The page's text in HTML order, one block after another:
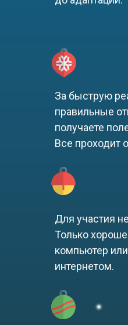
За быструю
правильные
получаете
Все проходит
Для участия
Только
компьютер
интернетом.